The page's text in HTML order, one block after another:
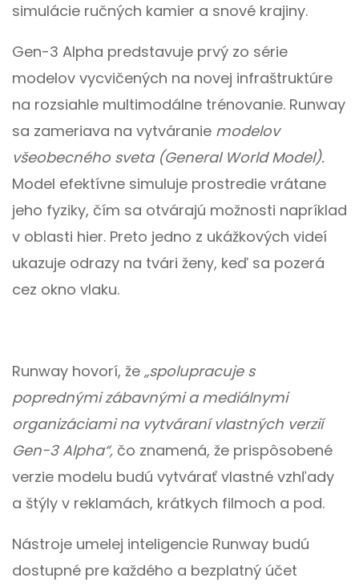
simulácie ručných kamier a snové krajiny.
Gen-3 Alpha predstavuje prvý zo série
modelov vycvičených na novej infraštruktúre
na rozsiahle multimodálne trénovanie. Runway
sa zameriava na vytváranie modelov
všeobecného sveta (General World Model).
Model efektívne simuluje prostredie vrátane
jeho fyziky, čím sa otvárajú možnosti napríklad
v oblasti hier. Preto jedno z ukážkových videí
ukazuje odrazy na tvári ženy, keď sa pozerá
cez okno vlaku.
Runway hovorí, že „spolupracuje s
poprednými zábavnými a mediálnymi
organizáciami na vytváraní vlastných verzií
Gen-3 Alpha“, čo znamená, že prispôsobené
verzie modelu budú vytvárať vlastné vzhľady
a štýly v reklamách, krátkych filmoch a pod.
Nástroje umelej inteligencie Runway budú
dostupné pre každého a bezplatný účet